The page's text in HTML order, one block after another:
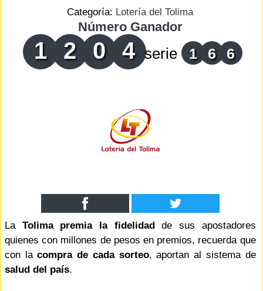
Categoría: Lotería del Tolima
Número Ganador
1 2 0 4 serie 1 6 6
La Tolima premia la fidelidadde sus apostadores
quienes con millones de pesos en premios, recuerda que
con lacompra de cada sorteo, aportan al sistema de
salud del país.